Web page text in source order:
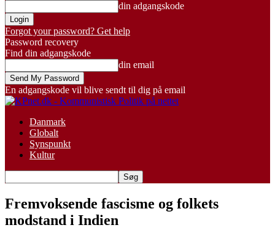
din adgangskode
Forgot your password? Get help
Password recovery
Find din adgangskode
din email
En adgangskode vil blive sendt til dig på email
Danmark
Globalt
Synspunkt
Kultur
Fremvoksende fascisme og folkets
modstand i Indien